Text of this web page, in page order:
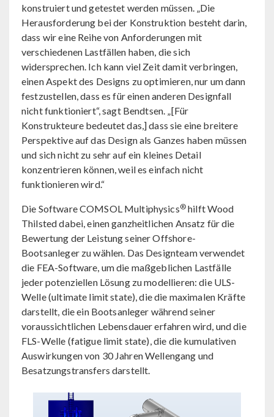
konstruiert und getestet werden müssen. „Die
Herausforderung bei der Konstruktion besteht darin,
dass wir eine Reihe von Anforderungen mit
verschiedenen Lastfällen haben, die sich
widersprechen. Ich kann viel Zeit damit verbringen,
einen Aspekt des Designs zu optimieren, nur um dann
festzustellen, dass es für einen anderen Designfall
nicht funktioniert“, sagt Bendtsen. „[Für
Konstrukteure bedeutet das,] dass sie eine breitere
Perspektive auf das Design als Ganzes haben müssen
und sich nicht zu sehr auf ein kleines Detail
konzentrieren können, weil es einfach nicht
funktionieren wird.“
Die Software COMSOL Multiphysics®hilft Wood
Thilsted dabei, einen ganzheitlichen Ansatz für die
Bewertung der Leistung seiner Offshore-
Bootsanleger zu wählen. Das Designteam verwendet
die FEA-Software, um die maßgeblichen Lastfälle
jeder potenziellen Lösung zu modellieren: die ULS-
Welle (ultimate limit state), die die maximalen Kräfte
darstellt, die ein Bootsanleger während seiner
voraussichtlichen Lebensdauer erfahren wird, und die
FLS-Welle (fatigue limit state), die die kumulativen
Auswirkungen von 30 Jahren Wellengang und
Besatzungstransfers darstellt.